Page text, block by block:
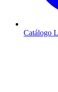
Catálogo